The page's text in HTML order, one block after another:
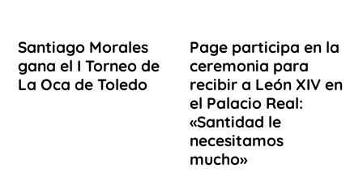
Santiago Morales
gana el I Torneo de
La Oca de Toledo
Page participa en la
ceremonia para
recibir a León XIV en
el Palacio Real:
«Santidad le
necesitamos
mucho»